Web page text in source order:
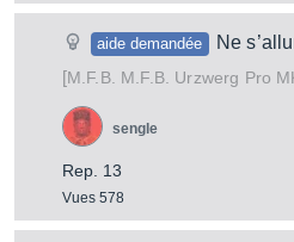
aide demandée
Ne
[M.F.B. M.F.B. Urzwerg Pro
Rep. 13
Vues 578
sengle